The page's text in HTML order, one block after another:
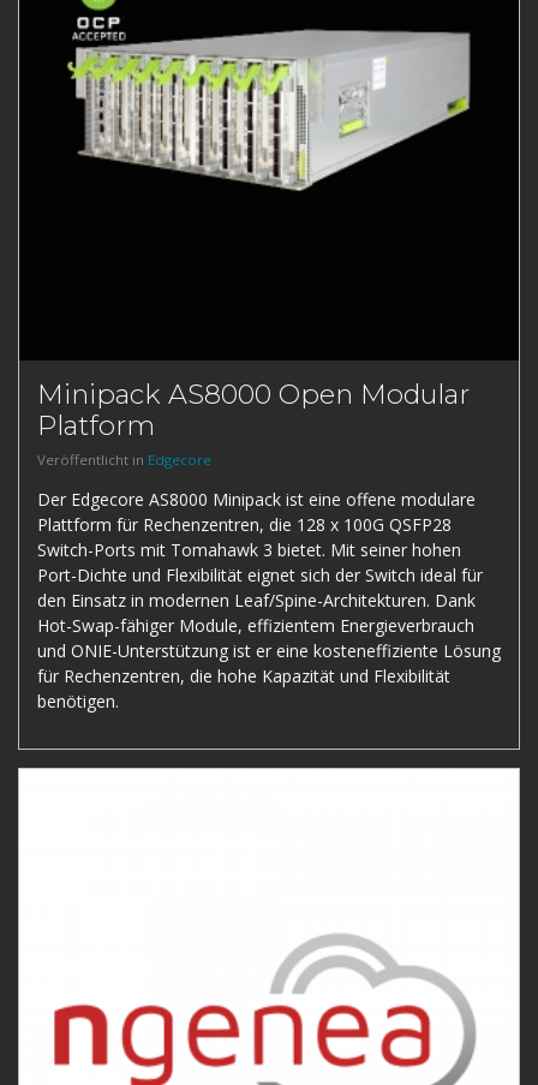
Minipack AS8000 Open Modular
Platform
Veröffentlicht in Edgecore
Der Edgecore AS8000 Minipack ist eine offene modulare
Plattform für Rechenzentren, die 128 x 100G QSFP28
Switch-Ports mit Tomahawk 3 bietet. Mit seiner hohen
Port-Dichte und Flexibilität eignet sich der Switch ideal für
den Einsatz in modernen Leaf/Spine-Architekturen. Dank
Hot-Swap-fähiger Module, effizientem Energieverbrauch
und ONIE-Unterstützung ist er eine kosteneffiziente Lösung
für Rechenzentren, die hohe Kapazität und Flexibilität
benötigen.